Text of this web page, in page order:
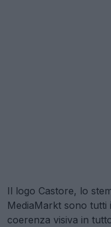
Il logo Castore, lo
MediaMarkt sono
coerenza visiva in